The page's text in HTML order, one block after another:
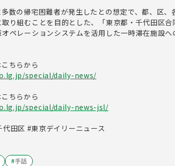
数の帰宅困難者が発生したとの想定で、都、区、
り組むことを目的とした、「東京都・千代田区
ペレーションシステムを活用した一時滞在施設
ちらから
special/daily-news/
ちらから
special/daily-news-jsl/
田区 #東京デイリーニュース
#手話